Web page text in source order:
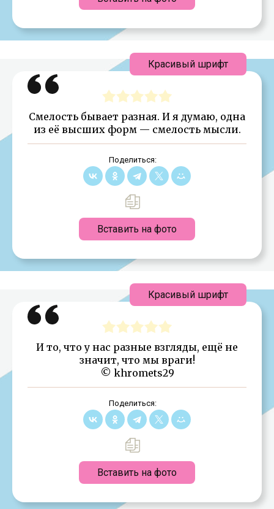
Смелость бывает разная. И я думаю, одна
из её высших форм — смелость мысли.
Поделиться:
Вставить на фото
Красивый шрифт
И то, что у нас разные взгляды, ещё не
значит, что мы враги!
© khromets29
Поделиться:
Вставить на фото
Красивый шрифт